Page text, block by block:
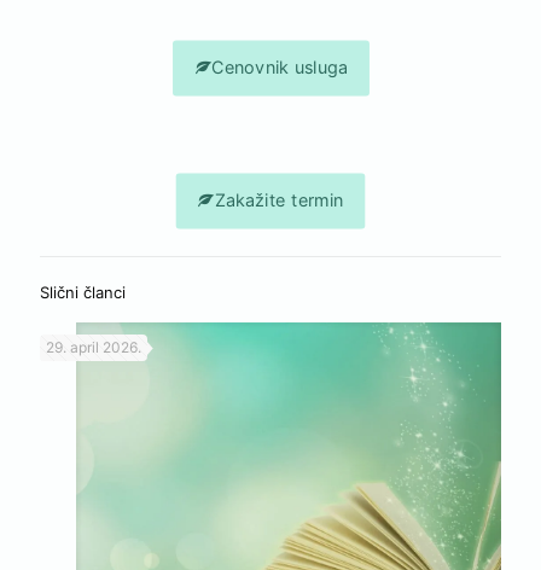
Cenovnik usluga
Zakažite termin
Slični članci
29. april 2026.